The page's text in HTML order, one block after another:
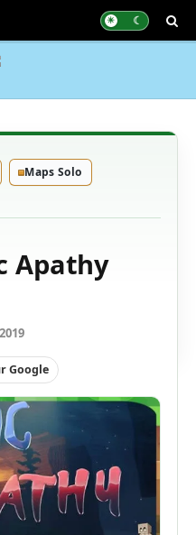
Maps Solo
Apathy
Google